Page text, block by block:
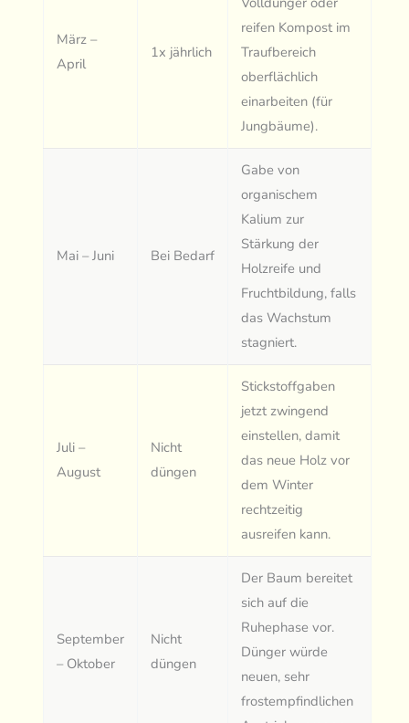
März –
April
1x jährlich
reifen Kompost im
Traufbereich
oberflächlich
einarbeiten (für
Jungbäume).
Mai – Juni Bei Bedarf
Gabe von
organischem
Kalium zur
Stärkung der
Holzreife und
Fruchtbildung, falls
das Wachstum
stagniert.
Juli –
August
Nicht
düngen
Stickstoffgaben
jetzt zwingend
einstellen, damit
das neue Holz vor
dem Winter
rechtzeitig
ausreifen kann.
September
– Oktober
Nicht
düngen
Der Baum bereitet
sich auf die
Ruhephase vor.
Dünger würde
neuen, sehr
frostempfindlichen